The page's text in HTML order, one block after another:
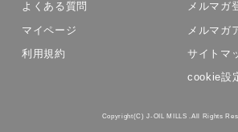
よくある質問
マイページ
利用規約
メルマガ
メルマガ
サイトマ
cookie設
Copyright(C) J-OIL MILLS .All Rights